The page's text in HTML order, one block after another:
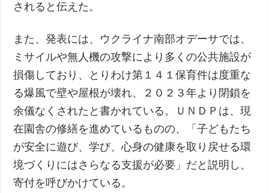
されると伝えた。
また、発表には、ウクライナ南部オデーサでは、
ミサイルや無人機の攻撃により多くの公共施設が
損傷しており、とりわけ第１４１保育件は度重な
る爆風で壁や屋根が壊れ、２０２３年より閉鎖を
余儀なくされたと書かれている。ＵＮＤＰは、現
在園舎の修繕を進めているものの、「子どもたち
が安全に遊び、学び、心身の健康を取り戻せる環
境づくりにはさらなる支援が必要」だと説明し、
寄付を呼びかけている。